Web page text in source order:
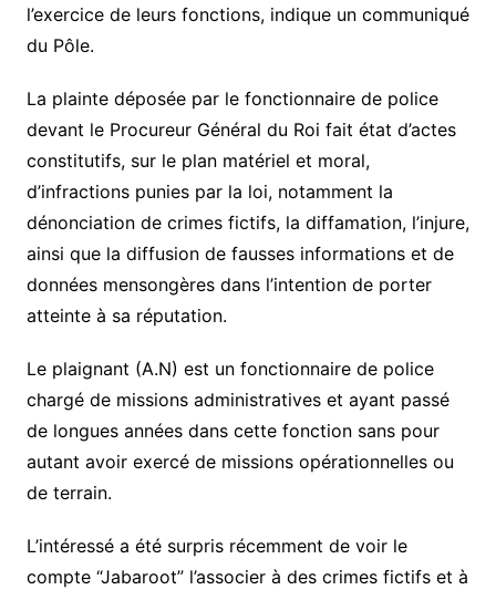
l’exercice de leurs fonctions, indique un communiqué
du Pôle.
La plainte déposée par le fonctionnaire de police
devant le Procureur Général du Roi fait état d’actes
constitutifs, sur le plan matériel et moral,
d’infractions punies par la loi, notamment la
dénonciation de crimes fictifs, la diffamation, l’injure,
ainsi que la diffusion de fausses informations et de
données mensongères dans l’intention de porter
atteinte à sa réputation.
Le plaignant (A.N) est un fonctionnaire de police
chargé de missions administratives et ayant passé
de longues années dans cette fonction sans pour
autant avoir exercé de missions opérationnelles ou
de terrain.
L’intéressé a été surpris récemment de voir le
compte “Jabaroot” l’associer à des crimes fictifs et à